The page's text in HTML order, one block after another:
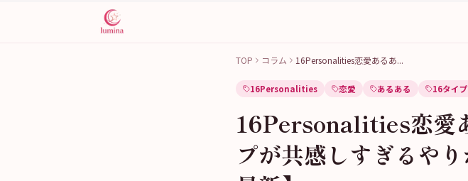
TOP コラム 16Personalities恋愛あるあ...
16Personalities 恋愛 あるある 16タイプ
16Personalities恋愛
プが共感しすぎるや